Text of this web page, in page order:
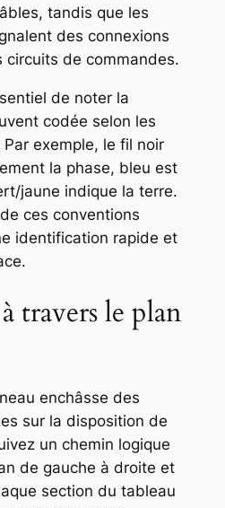
tandis que les
des connexions
circuits de commandes.
de noter la
codée selon les
exemple, le fil noir
la phase, bleu est
jaune indique la terre.
ces conventions
identification rapide et
travers le plan
enchâsse des
sur la disposition de
un chemin logique
de gauche à droite et
section du tableau